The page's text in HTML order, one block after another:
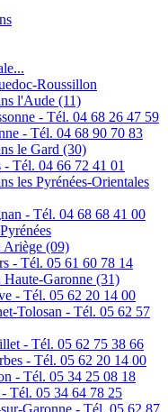
Roussillon
l'Aude (11)
- Tél. 04 68 26 47 59
- Tél. 04 68 90 70 83
le Gard (30)
Tél. 04 66 72 41 01
les Pyrénées-Orientales
- Tél. 04 68 68 41 00
Ariège (09)
- Tél. 05 61 60 78 14
Haute-Garonne (31)
- Tél. 05 62 20 14 00
Tolosan - Tél. 05 62 57
- Tél. 05 62 75 38 66
- Tél. 05 62 20 14 00
- Tél. 05 34 25 08 18
Tél. 05 34 64 78 25
Garonne - Tél. 05 62 87